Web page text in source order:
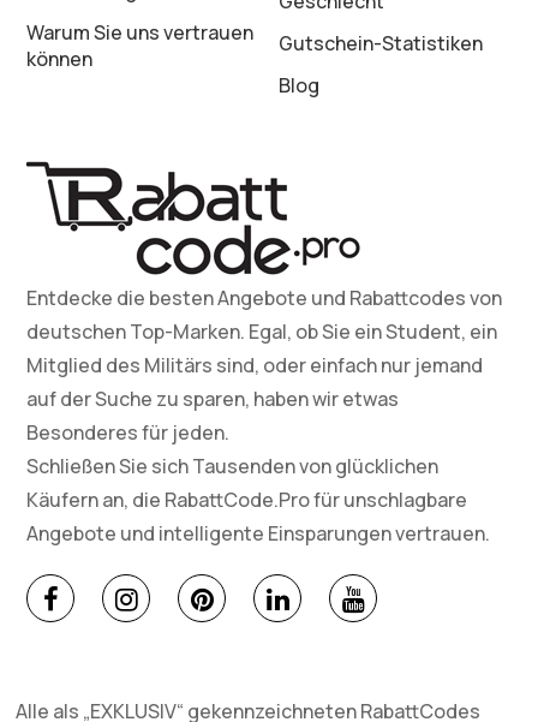
Warum Sie uns vertrauen
können
Gutschein-Statistiken
Blog
Entdecke die besten Angebote und Rabattcodes von
deutschen Top-Marken. Egal, ob Sie ein Student, ein
Mitglied des Militärs sind, oder einfach nur jemand
auf der Suche zu sparen, haben wir etwas
Besonderes für jeden.
Schließen Sie sich Tausenden von glücklichen
Käufern an, die RabattCode.Pro für unschlagbare
Angebote und intelligente Einsparungen vertrauen.
Alle als „EXKLUSIV“ gekennzeichneten RabattCodes